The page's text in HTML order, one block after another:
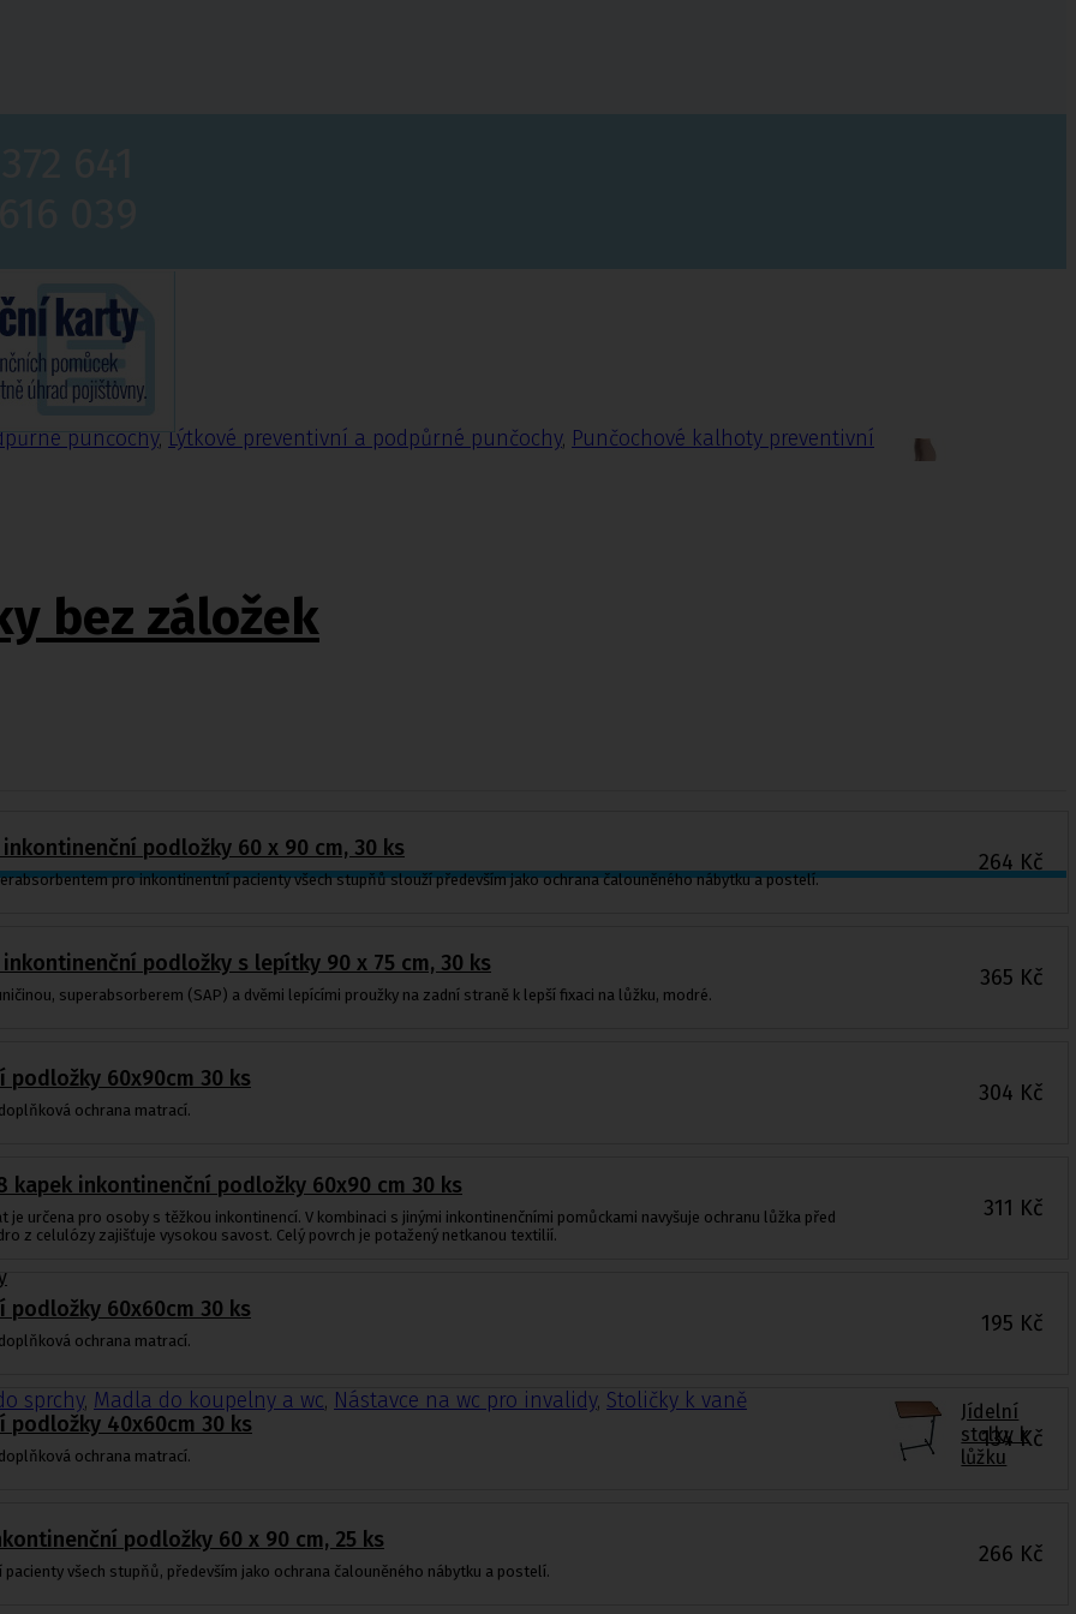
punčochy, Lýtkové preventivní a podpůrné punčochy, Punčochové kalhoty preventivní
sprchy, Madla do koupelny a wc, Nástavce na wc pro invalidy, Stoličky k vaně
Jídelní
stolky k
lůžku
bez záložek
podložky 60 x 90 cm, 30 ks
pro inkontinentní pacienty všech stupňů slouží především jako ochrana čalouněného nábytku a postelí.
264 Kč
podložky s lepítky 90 x 75 cm, 30 ks
superabsorberem (SAP) a dvěmi lepícími proužky na zadní straně k lepší fixaci na lůžku, modré.
365 Kč
podložky 60x90cm 30 ks
ochrana matrací.
304 Kč
kapek inkontinenční podložky 60x90 cm 30 ks
je určena pro osoby s těžkou inkontinencí. V kombinaci s jinými inkontinenčními pomůckami navyšuje ochranu lůžka před
z celulózy zajišťuje vysokou savost. Celý povrch je potažený netkanou textilií.
311 Kč
podložky 60x60cm 30 ks
ochrana matrací.
195 Kč
podložky 40x60cm 30 ks
ochrana matrací.
134Kč
podložky 60 x 90 cm, 25 ks
všech stupňů, především jako ochrana čalouněného nábytku a postelí.
266 Kč